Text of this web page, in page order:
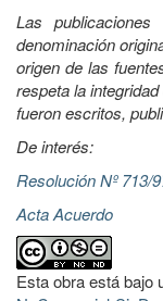
Las
denominación
origen de las
respeta la
fueron escritos,
De interés:
Resolución Nº 713/
Acta Acuerdo
Esta obra está bajo